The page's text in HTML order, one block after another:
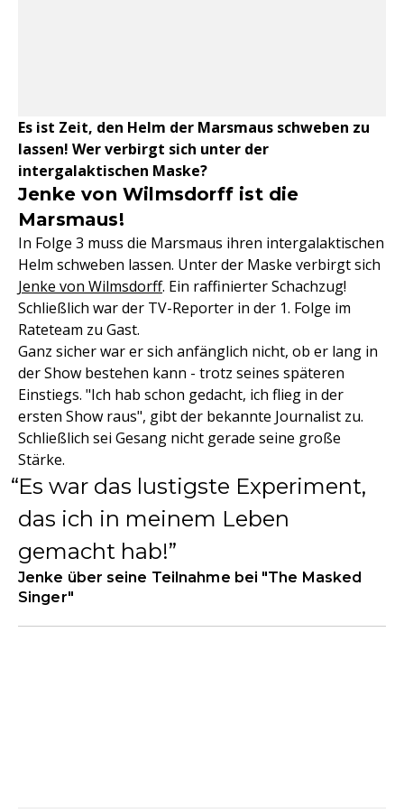
Es ist Zeit, den Helm der Marsmaus schweben zu
lassen! Wer verbirgt sich unter der
intergalaktischen Maske?
Jenke von Wilmsdorff ist die
Marsmaus!
In Folge 3 muss die Marsmaus ihren intergalaktischen
Helm schweben lassen. Unter der Maske verbirgt sich
Jenke von Wilmsdorff. Ein raffinierter Schachzug!
Schließlich war der TV-Reporter in der 1. Folge im
Rateteam zu Gast.
Ganz sicher war er sich anfänglich nicht, ob er lang in
der Show bestehen kann - trotz seines späteren
Einstiegs. "Ich hab schon gedacht, ich flieg in der
ersten Show raus", gibt der bekannte Journalist zu.
Schließlich sei Gesang nicht gerade seine große
Stärke.
Es war das lustigste Experiment,
das ich in meinem Leben
gemacht hab!
Jenke über seine Teilnahme bei "The Masked
Singer"